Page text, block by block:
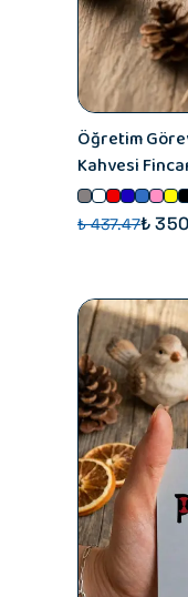
Öğretim
Kahvesi
₺ 437.47₺